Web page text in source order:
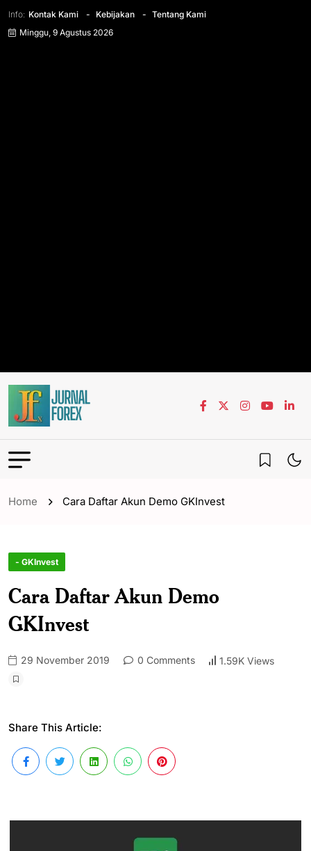
Info: Kontak Kami Kebijakan
Tentang Kami
Minggu, 9 Agustus 2026
Home Cara Daftar Akun Demo GKInvest
- GKInvest
Cara Daftar Akun Demo
GKInvest
29 November 2019 0 Comments 1.59K Views
Share This Article: